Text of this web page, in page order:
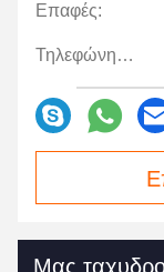
Επαφές:
Τηλεφώνημα:
Μας